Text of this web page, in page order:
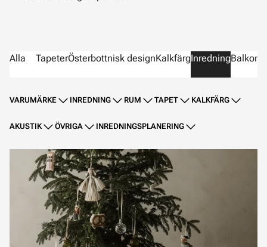
Alla TapeterÖsterbottnisk designKalkfärgInredning
VARUMÄRKE INREDNING RUM TAPET KALKFÄRG
AKUSTIK ÖVRIGA INREDNINGSPLANERING